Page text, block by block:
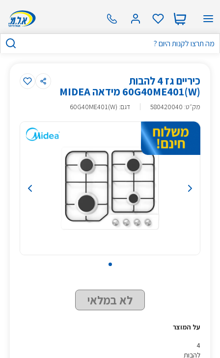
כיריים גז 4 להבות
(60G40ME401(W מידאה MIDEA
מק״ט:
580420040 דגם: (60G40ME401(W
לא במלאי
על המוצר
4
להבות